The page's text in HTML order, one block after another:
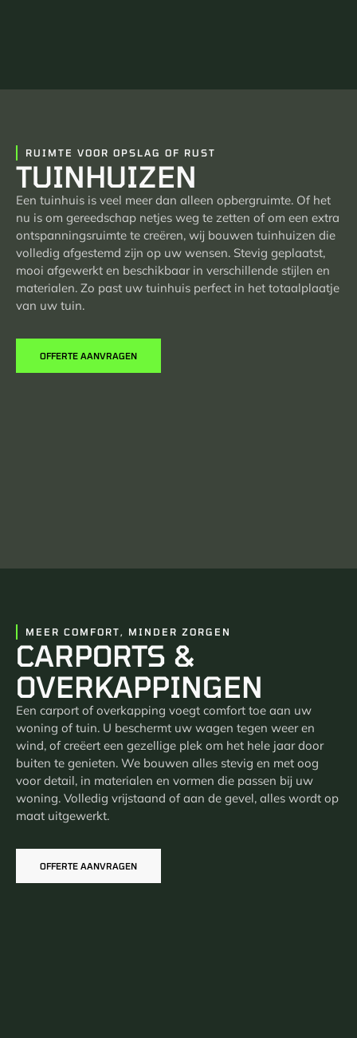
RUIMTE VOOR OPSLAG OF RUST
TUINHUIZEN
Een tuinhuis is veel meer dan alleen opbergruimte. Of het
nu is om gereedschap netjes weg te zetten of om een extra
ontspanningsruimte te creëren, wij bouwen tuinhuizen die
volledig afgestemd zijn op uw wensen. Stevig geplaatst,
mooi afgewerkt en beschikbaar in verschillende stijlen en
materialen. Zo past uw tuinhuis perfect in het totaalplaatje
van uw tuin.
OFFERTE AANVRAGEN
MEER COMFORT, MINDER ZORGEN
CARPORTS &
OVERKAPPINGEN
Een carport of overkapping voegt comfort toe aan uw
woning of tuin. U beschermt uw wagen tegen weer en
wind, of creëert een gezellige plek om het hele jaar door
buiten te genieten. We bouwen alles stevig en met oog
voor detail, in materialen en vormen die passen bij uw
woning. Volledig vrijstaand of aan de gevel, alles wordt op
maat uitgewerkt.
OFFERTE AANVRAGEN